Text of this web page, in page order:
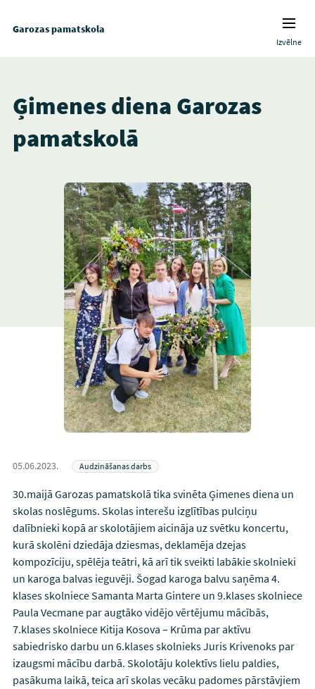
Garozas pamatskola
Izvēlne
Ģimenes diena Garozas
pamatskolā
05.06.2023. Audzināšanas darbs
30.maijā Garozas pamatskolā tika svinēta Ģimenes diena un
skolas noslēgums. Skolas interešu izglītības pulciņu
dalībnieki kopā ar skolotājiem aicināja uz svētku koncertu,
kurā skolēni dziedāja dziesmas, deklamēja dzejas
kompozīciju, spēlēja teātri, kā arī tik sveikti labākie skolnieki
un karoga balvas ieguvēji. Šogad karoga balvu saņēma 4.
klases skolniece Samanta Marta Gintere un 9.klases skolniece
Paula Vecmane par augtāko vidējo vērtējumu mācībās,
7.klases skolniece Kitija Kosova – Krūma par aktīvu
sabiedrisko darbu un 6.klases skolnieks Juris Krivenoks par
izaugsmi mācību darbā. Skolotāju kolektīvs lielu paldies,
pasākuma laikā, teica arī skolas vecāku padomes pārstāvjiem